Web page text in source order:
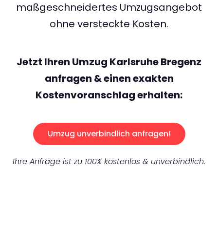
maßgeschneidertes Umzugsangebot
ohne versteckte Kosten.
Jetzt Ihren Umzug Karlsruhe Bregenz
anfragen & einen exakten
Kostenvoranschlag erhalten:
Umzug unverbindlich anfragen!
Ihre Anfrage ist zu 100% kostenlos & unverbindlich.